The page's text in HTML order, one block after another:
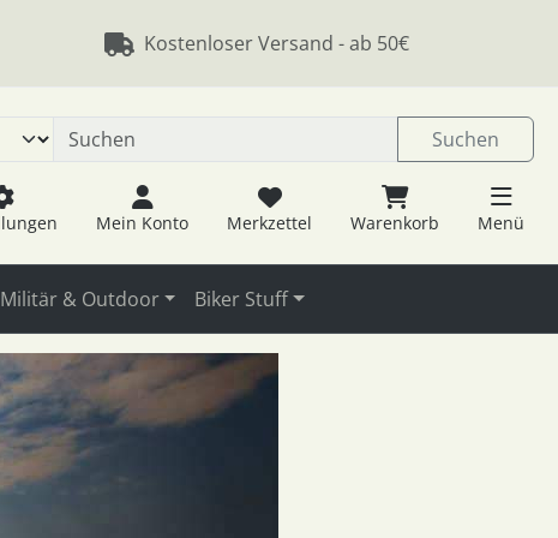
Kostenloser Versand - ab 50€
Suchen
Mein Konto Merkzettel Warenkorb Menü
Militär & Outdoor Biker Stuff